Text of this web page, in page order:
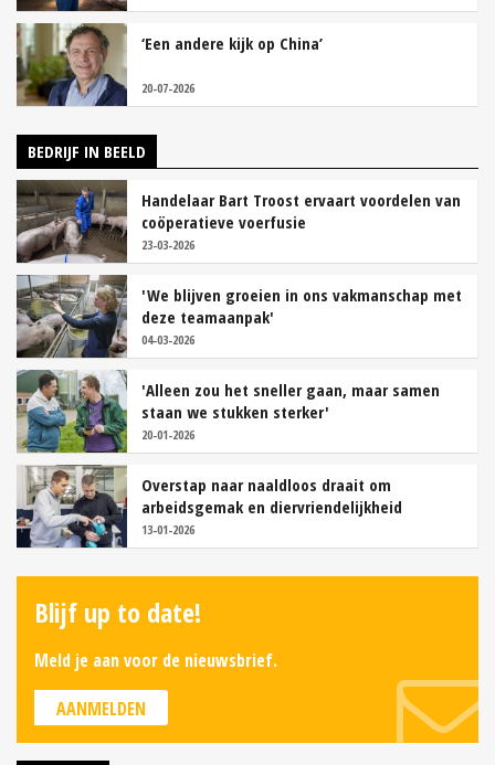
‘Een andere kijk op China’
20-07-2026
BEDRIJF IN BEELD
Handelaar Bart Troost ervaart voordelen van
coöperatieve voerfusie
23-03-2026
'We blijven groeien in ons vakmanschap met
deze teamaanpak'
04-03-2026
'Alleen zou het sneller gaan, maar samen
staan we stukken sterker'
20-01-2026
Overstap naar naaldloos draait om
arbeidsgemak en diervriendelijkheid
13-01-2026
Blijf up to date!
Meld je aan voor de nieuwsbrief.
AANMELDEN